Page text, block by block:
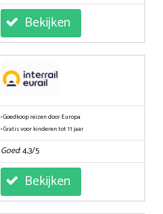
Bekijken
• Goedkoop reizen door Europa
• Gratis voor kinderen tot 11 jaar
Goed: 4,3/5
Bekijken